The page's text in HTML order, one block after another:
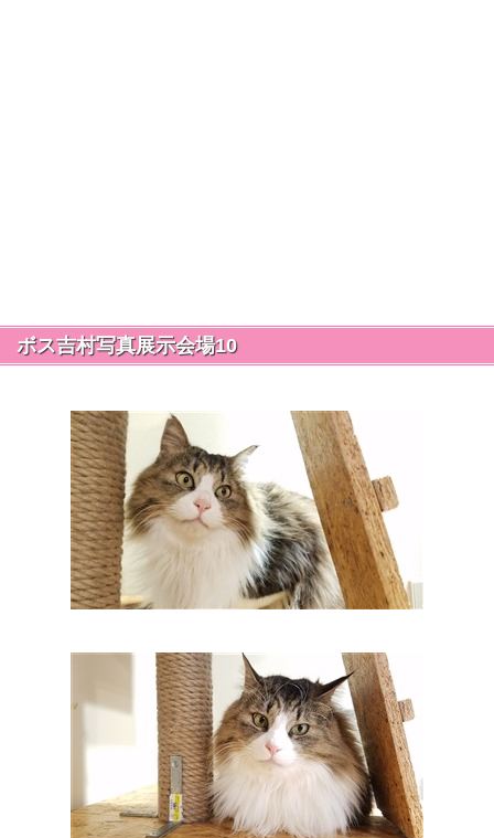
ボス吉村写真展示会場10